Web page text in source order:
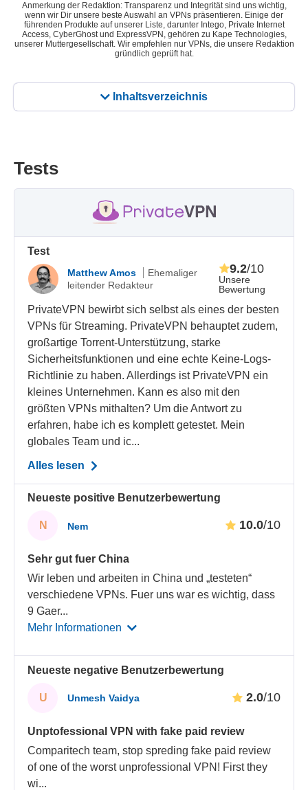
Inhaltsverzeichnis
Anmerkung der Redaktion: Transparenz und Integrität sind uns wichtig,
wenn wir Dir unsere beste Auswahl an VPNs präsentieren. Einige der
führenden Produkte auf unserer Liste, darunter Intego, Private Internet
Access, CyberGhost und ExpressVPN, gehören zu Kape Technologies,
unserer Muttergesellschaft. Wir empfehlen nur VPNs, die unsere Redaktion
gründlich geprüft hat.
Tests
Test
Matthew Amos
Ehemaliger
leitender Redakteur
Unsere
Bewertung
9.2/10
PrivateVPN bewirbt sich selbst als eines der besten
VPNs für Streaming. PrivateVPN behauptet zudem,
großartige Torrent-Unterstützung, starke
Sicherheitsfunktionen und eine echte Keine-Logs-
Richtlinie zu haben. Allerdings ist PrivateVPN ein
kleines Unternehmen. Kann es also mit den
größten VPNs mithalten? Um die Antwort zu
erfahren, habe ich es komplett getestet. Mein
globales Team und ic...
Alles lesen
Neueste positive Benutzerbewertung
N Nem 10.0/10
Sehr gut fuer China
Wir leben und arbeiten in China und „testeten“
verschiedene VPNs. Fuer uns war es wichtig, dass
9 Gaer...
Mehr Informationen
Neueste negative Benutzerbewertung
U Unmesh Vaidya 2.0/10
Unptofessional VPN with fake paid review
Comparitech team, stop spreding fake paid review
of one of the worst unprofessional VPN! First they
wi...